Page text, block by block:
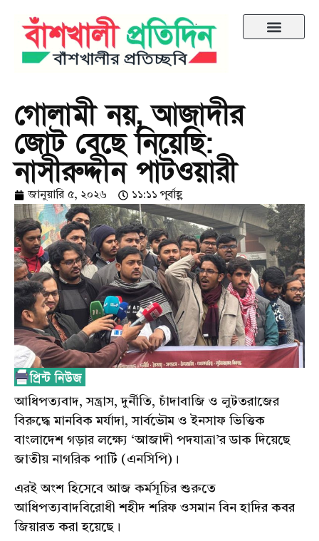
গোলামী নয়, আজাদীর
জোট বেছে নিয়েছি:
নাসীরুদ্দীন পাটওয়ারী
জানুয়ারি ৫, ২০২৬ ১১:১১ পূর্বাহ্ণ
আধিপত্যবাদ, সন্ত্রাস, দুর্নীতি, চাঁদাবাজি ও লুটতরাজের
বিরুদ্ধে মানবিক মর্যাদা, সার্বভৌম ও ইনসাফ ভিত্তিক
বাংলাদেশ গড়ার লক্ষ্যে ‘আজাদী পদযাত্রা’র ডাক দিয়েছে
জাতীয় নাগরিক পার্টি (এনসিপি)।
এরই অংশ হিসেবে আজ কর্মসূচির শুরুতে
আধিপত্যবাদবিরোধী শহীদ শরিফ ওসমান বিন হাদির কবর
জিয়ারত করা হয়েছে।